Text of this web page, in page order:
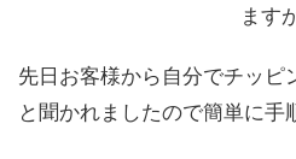
ます
先日お客様から自分でチッピ
と聞かれましたので簡単に手